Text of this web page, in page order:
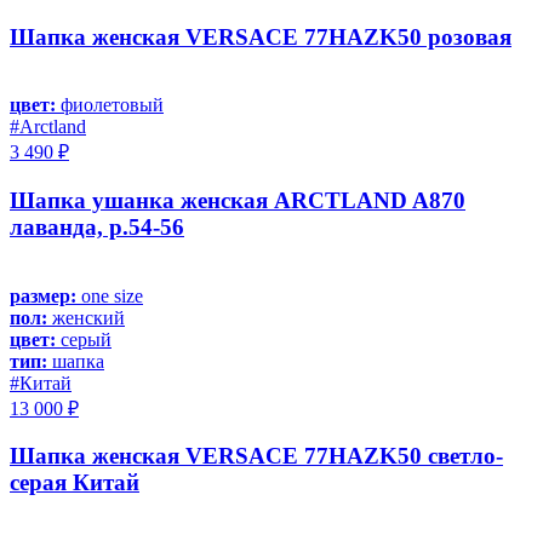
Шапка женская VERSACE 77HAZK50 розовая
цвет: фиолетовый
#Arctland
3 490 ₽
Шапка ушанка женская ARCTLAND A870
лаванда, р.54-56
размер: one size
пол: женский
цвет: серый
тип: шапка
#Китай
13 000 ₽
Шапка женская VERSACE 77HAZK50 светло-
серая Китай